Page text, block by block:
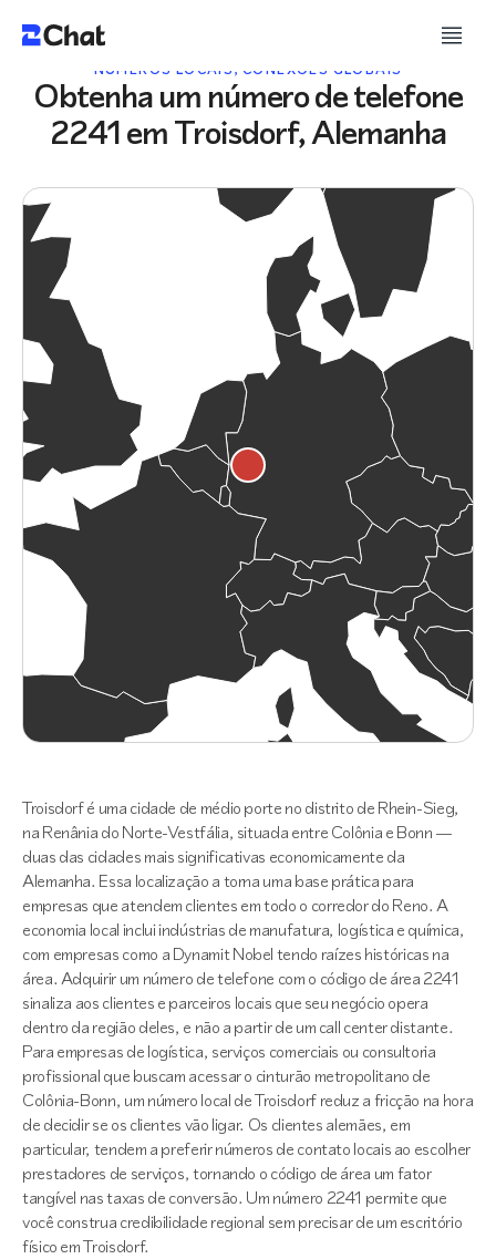
NÚMEROS LOCAIS, CONEXÕES GLOBAIS
Obtenha um número de telefone
2241 em Troisdorf, Alemanha
Troisdorf é uma cidade de médio porte no distrito de Rhein-Sieg,
na Renânia do Norte-Vestfália, situada entre Colônia e Bonn —
duas das cidades mais significativas economicamente da
Alemanha. Essa localização a torna uma base prática para
empresas que atendem clientes em todo o corredor do Reno. A
economia local inclui indústrias de manufatura, logística e química,
com empresas como a Dynamit Nobel tendo raízes históricas na
área. Adquirir um número de telefone com o código de área 2241
sinaliza aos clientes e parceiros locais que seu negócio opera
dentro da região deles, e não a partir de um call center distante.
Para empresas de logística, serviços comerciais ou consultoria
profissional que buscam acessar o cinturão metropolitano de
Colônia-Bonn, um número local de Troisdorf reduz a fricção na hora
de decidir se os clientes vão ligar. Os clientes alemães, em
particular, tendem a preferir números de contato locais ao escolher
prestadores de serviços, tornando o código de área um fator
tangível nas taxas de conversão. Um número 2241 permite que
você construa credibilidade regional sem precisar de um escritório
físico em Troisdorf.